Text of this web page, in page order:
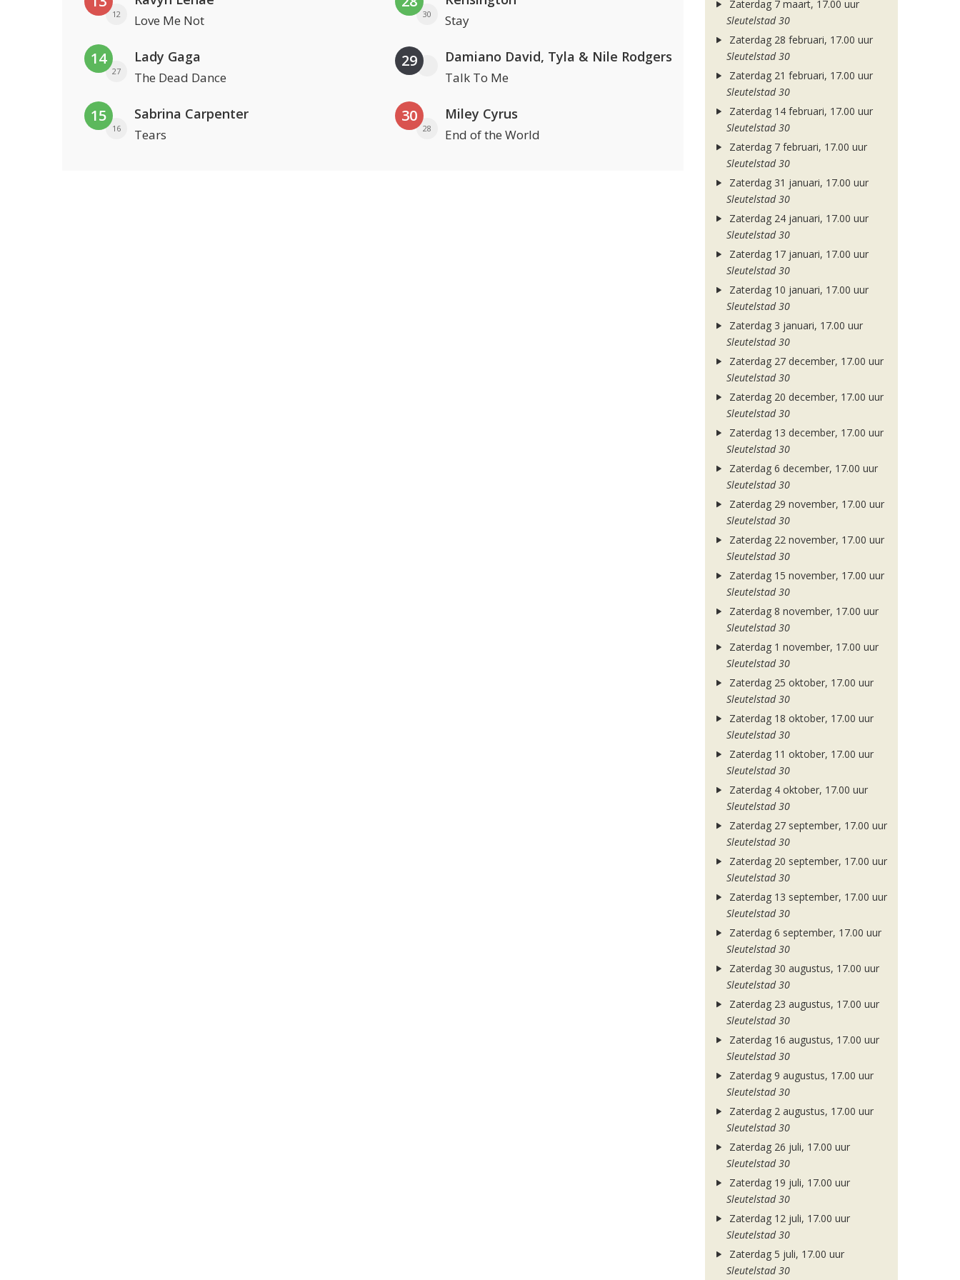
12 Love Me Not
14
27
Lady Gaga
The Dead Dance
15
16
Sabrina Carpenter
Tears
30 Stay
29 Damiano David, Tyla & Nile Rodgers
Talk To Me
30
28
Miley Cyrus
End of the World
Zaterdag 7 maart, 17.00 uur
Sleutelstad 30
Zaterdag 28 februari, 17.00 uur
Sleutelstad 30
Zaterdag 21 februari, 17.00 uur
Sleutelstad 30
Zaterdag 14 februari, 17.00 uur
Sleutelstad 30
Zaterdag 7 februari, 17.00 uur
Sleutelstad 30
Zaterdag 31 januari, 17.00 uur
Sleutelstad 30
Zaterdag 24 januari, 17.00 uur
Sleutelstad 30
Zaterdag 17 januari, 17.00 uur
Sleutelstad 30
Zaterdag 10 januari, 17.00 uur
Sleutelstad 30
Zaterdag 3 januari, 17.00 uur
Sleutelstad 30
Zaterdag 27 december, 17.00 uur
Sleutelstad 30
Zaterdag 20 december, 17.00 uur
Sleutelstad 30
Zaterdag 13 december, 17.00 uur
Sleutelstad 30
Zaterdag 6 december, 17.00 uur
Sleutelstad 30
Zaterdag 29 november, 17.00 uur
Sleutelstad 30
Zaterdag 22 november, 17.00 uur
Sleutelstad 30
Zaterdag 15 november, 17.00 uur
Sleutelstad 30
Zaterdag 8 november, 17.00 uur
Sleutelstad 30
Zaterdag 1 november, 17.00 uur
Sleutelstad 30
Zaterdag 25 oktober, 17.00 uur
Sleutelstad 30
Zaterdag 18 oktober, 17.00 uur
Sleutelstad 30
Zaterdag 11 oktober, 17.00 uur
Sleutelstad 30
Zaterdag 4 oktober, 17.00 uur
Sleutelstad 30
Zaterdag 27 september, 17.00 uur
Sleutelstad 30
Zaterdag 20 september, 17.00 uur
Sleutelstad 30
Zaterdag 13 september, 17.00 uur
Sleutelstad 30
Zaterdag 6 september, 17.00 uur
Sleutelstad 30
Zaterdag 30 augustus, 17.00 uur
Sleutelstad 30
Zaterdag 23 augustus, 17.00 uur
Sleutelstad 30
Zaterdag 16 augustus, 17.00 uur
Sleutelstad 30
Zaterdag 9 augustus, 17.00 uur
Sleutelstad 30
Zaterdag 2 augustus, 17.00 uur
Sleutelstad 30
Zaterdag 26 juli, 17.00 uur
Sleutelstad 30
Zaterdag 19 juli, 17.00 uur
Sleutelstad 30
Zaterdag 12 juli, 17.00 uur
Sleutelstad 30
Zaterdag 5 juli, 17.00 uur
Sleutelstad 30